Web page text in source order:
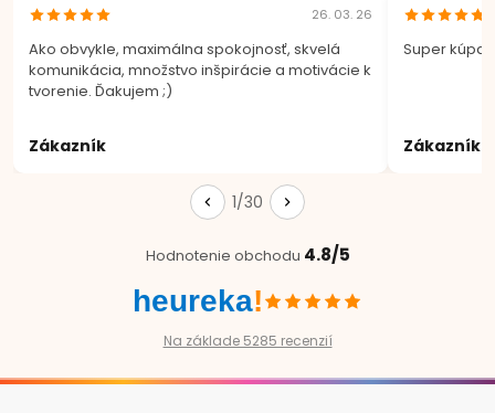
26. 03. 26
Ako obvykle, maximálna spokojnosť, skvelá
komunikácia, množstvo inšpirácie a motivácie k
tvorenie. Ďakujem ;)
Zákazník
Super
Zákazník
1/30
Hodnotenie obchodu 4.8/5
heureka!
Na základe 5285 recenzií